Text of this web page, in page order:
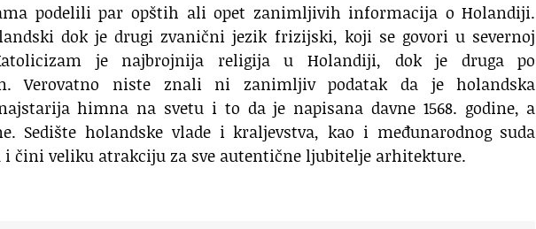
podelili par opštih ali opet zanimljivih informacija o Holandiji.
dok je drugi zvanični jezik frizijski, koji se govori u severnoj
je najbrojnija religija u Holandiji, dok je druga po
Verovatno niste znali ni zanimljiv podatak da je holandska
himna na svetu i to da je napisana davne 1568. godine, a
Sedište holandske vlade i kraljevstva, kao i međunarodnog suda
i čini veliku atrakciju za sve autentične ljubitelje arhitekture.